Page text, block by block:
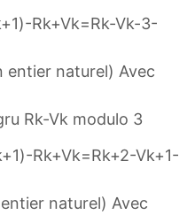
Rk+Vk=Rk-Vk-3-
entier naturel) Avec
Rk-Vk modulo 3
Rk+Vk=Rk+2-Vk+1-
naturel) Avec